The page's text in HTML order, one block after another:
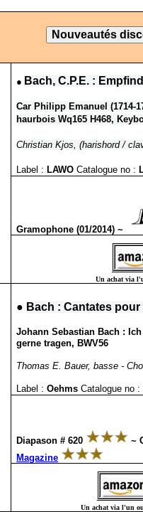
● Bach, C.P.E. :
Car Philipp Emanuel (1714-
haurbois Wq165 H468,
Christian Kjos, (harishord /
Label : LAWOCatalogue no :
Gramophone (01/2014) ~
Un achat via
● Bach : Cantates
Johann Sebastian Bach :
gerne tragen, BWV56
Thomas E. Bauer, basse -
Label : OehmsCatalogue no :
Diapason # 620
~
Magazine
Un achat via l'un